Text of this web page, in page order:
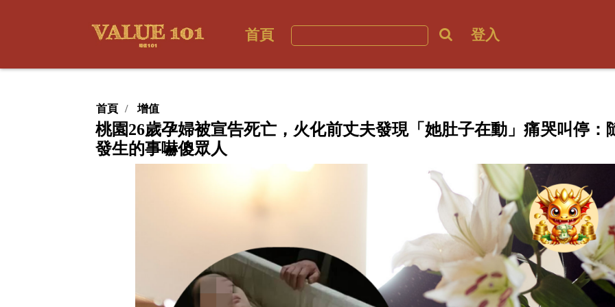
首頁 登入
首頁 增值
桃園26歲孕婦被宣告死亡，火化前丈夫發現「她肚子在動」痛哭叫停：
發生的事嚇傻眾人